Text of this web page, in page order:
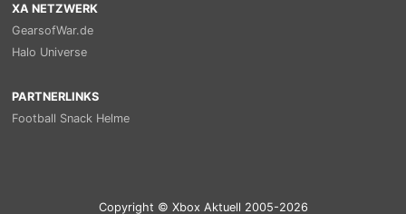
XA NETZWERK
GearsofWar.de
Halo Universe
PARTNERLINKS
Football Snack Helme
Copyright © Xbox Aktuell 2005-2026